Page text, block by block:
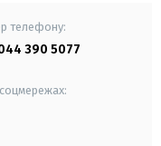
телефону:
390 5077